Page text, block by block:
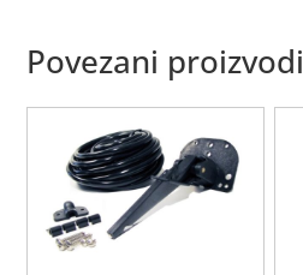
Povezani proizvodi